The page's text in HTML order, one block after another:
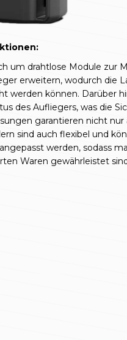
um drahtlose Module zur
erweitern, wodurch die
werden können. Darüber
des Aufliegers, was die
garantieren nicht
sind auch flexibel und
werden, sodass
Waren gewährleistet